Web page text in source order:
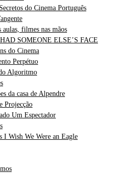
do Cinema Português
aulas, filmes nas mãos
SOMEONE ELSE’S FACE
do Cinema
Perpétuo
Algoritmo
da casa de Alpendre
Projecção
Um Espectador
I Wish We Were an Eagle